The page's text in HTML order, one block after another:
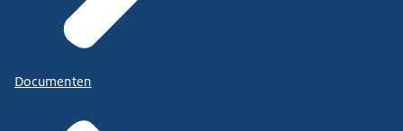
Documenten